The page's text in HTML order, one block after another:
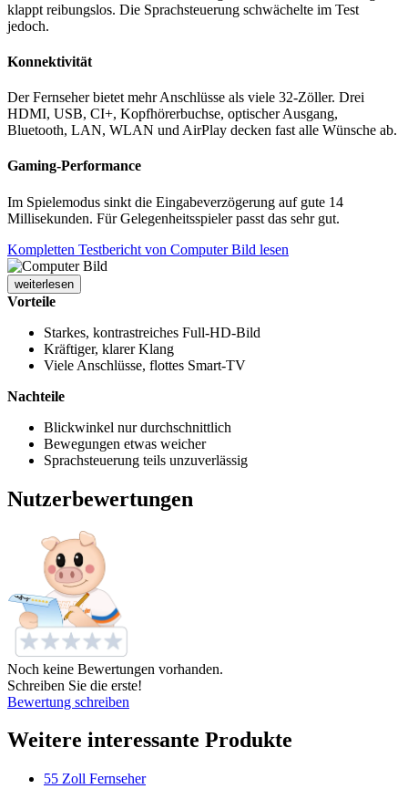
klappt reibungslos. Die Sprachsteuerung schwächelte im Test
jedoch.
Konnektivität
Der Fernseher bietet mehr Anschlüsse als viele 32-Zöller. Drei
HDMI, USB, CI+, Kopfhörerbuchse, optischer Ausgang,
Bluetooth, LAN, WLAN und AirPlay decken fast alle Wünsche ab.
Gaming-Performance
Im Spielemodus sinkt die Eingabeverzögerung auf gute 14
Millisekunden. Für Gelegenheitsspieler passt das sehr gut.
Kompletten Testbericht von Computer Bild lesen
weiterlesen
Vorteile
Starkes, kontrastreiches Full-HD-Bild
Kräftiger, klarer Klang
Viele Anschlüsse, flottes Smart-TV
Nachteile
Blickwinkel nur durchschnittlich
Bewegungen etwas weicher
Sprachsteuerung teils unzuverlässig
Nutzerbewertungen
Noch keine Bewertungen vorhanden.
Schreiben Sie die erste!
Bewertung schreiben
Weitere interessante Produkte
55 Zoll Fernseher